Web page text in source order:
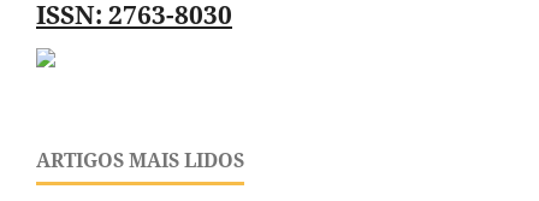
ISSN: 2763-8030
ARTIGOS MAIS LIDOS